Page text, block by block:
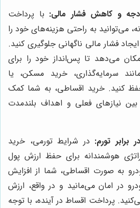
و کاهش فشار مالی: با پرداخت
می‌توانید به راحتی هزینه‌های خود را
فشار مالی ناگهانی جلوگیری کنید.
می‌دهد تا پس‌انداز خود را برای
سرمایه‌گذاری، خرید مسکن، یا
کنید. خرید اقساطی، به شما کمک
نیازهای فعلی و اهداف بلندمدت
تورم: در شرایط تورمی، خرید
هوشمندانه برای حفظ ارزش پول
به صورت اقساطی، شما از افزایش
در امان می‌مانید و در واقع، ارزش
پرداخت اقساط در آینده، با توجه